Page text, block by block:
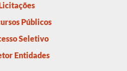
Públicos
Seletivo
Entidades